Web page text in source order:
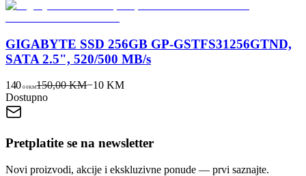
GIGABYTE SSD 256GB GP-GSTFS31256GTND,
SATA 2.5", 520/500 MB/s
140 00KM150,00 KM−10 KM
Dostupno
Pretplatite se na newsletter
Novi proizvodi, akcije i ekskluzivne ponude — prvi saznajte.